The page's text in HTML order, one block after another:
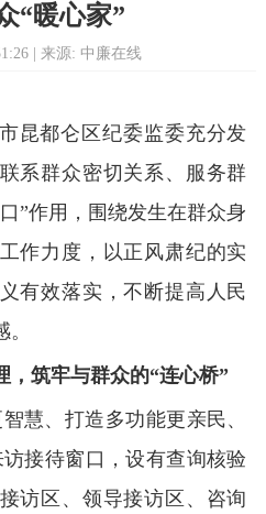
“暖心家”
| 来源: 中廉在线
昆都仑区纪委监委充分发
系群众密切关系、服务群
”作用，围绕发生在群众身
作力度，以正风肃纪的实
有效落实，不断提高人民
，筑牢与群众的“连心桥”
慧、打造多功能更亲民、
接待窗口，设有查询核验
访区、领导接访区、咨询